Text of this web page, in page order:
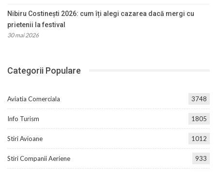
Nibiru Costinești 2026: cum îți alegi cazarea dacă mergi cu
prietenii la festival
30 mai 2026
Categorii Populare
Aviatia Comerciala 3748
Info Turism 1805
Stiri Avioane 1012
Stiri Companii Aeriene 933